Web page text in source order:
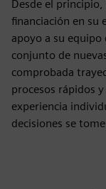
Desde el
financiación en su
apoyo a su
conjunto de
comprobada
procesos rápidos
experiencia
decisiones se